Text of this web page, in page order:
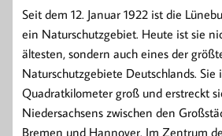
Seit dem 12. Januar 1922 ist die
ein Naturschutzgebiet. Heute ist sie
ältesten, sondern auch eines der
Naturschutzgebiete Deutschlands. Sie
Quadratkilometer groß und erstreckt
Niedersachsens zwischen den
Bremen und Hannover. Im Zentrum